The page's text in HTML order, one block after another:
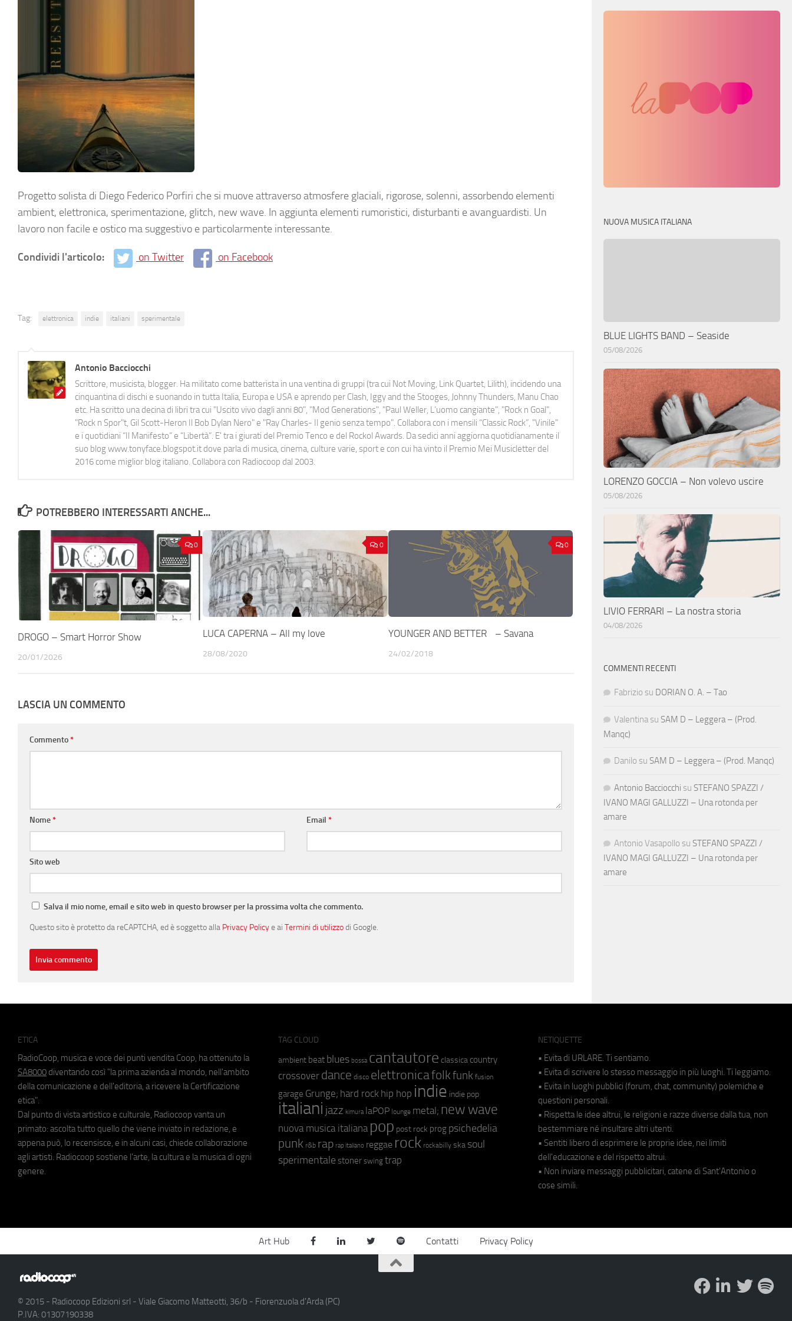
Progetto solista di Diego Federico Porfiri che si muove attraverso atmosfere glaciali, rigorose, solenni, assorbendo elementi
ambient, elettronica, sperimentazione, glitch, new wave. In aggiunta elementi rumoristici, disturbanti e avanguardisti. Un
lavoro non facile e ostico ma suggestivo e particolarmente interessante.
Condividi l'articolo: on Twitter on Facebook
Tag: elettronica indie italiani sperimentale
Antonio Bacciocchi
Scrittore, musicista, blogger. Ha militato come batterista in una ventina di gruppi (tra cui Not Moving, Link Quartet, Lilith), incidendo una
cinquantina di dischi e suonando in tutta Italia, Europa e USA e aprendo per Clash, Iggy and the Stooges, Johnny Thunders, Manu Chao
etc. Ha scritto una decina di libri tra cui "Uscito vivo dagli anni 80", "Mod Generations", "Paul Weller, L’uomo cangiante", "Rock n Goal",
"Rock n Spor"t, Gil Scott-Heron Il Bob Dylan Nero" e "Ray Charles- Il genio senza tempo". Collabora con i mensili “Classic Rock”, "Vinile"
e i quotidiani “Il Manifesto” e “Libertà”. E' tra i giurati del Premio Tenco e del Rockol Awards. Da sedici anni aggiorna quotidianamente il
suo blog www.tonyface.blogspot.it dove parla di musica, cinema, culture varie, sport e con cui ha vinto il Premio Mei Musicletter del
2016 come miglior blog italiano. Collabora con Radiocoop dal 2003.
POTREBBERO INTERESSARTI ANCHE...
0
DROGO – Smart Horror Show
20/01/2026
0
LUCA CAPERNA – All my love
28/08/2020
0
YOUNGER AND BETTER – Savana
24/02/2018
LASCIA UN COMMENTO
Commento*
Nome* Email*
Sito web
Salva il mio nome, email e sito web in questo browser per la prossima volta che commento.
Questo sito è protetto da reCAPTCHA, ed è soggetto alla Privacy Policye ai Termini di utilizzodi Google.
NUOVA MUSICA ITALIANA
BLUE LIGHTS BAND – Seaside
05/08/2026
LORENZO GOCCIA – Non volevo uscire
05/08/2026
LIVIO FERRARI – La nostra storia
04/08/2026
COMMENTI RECENTI
Fabrizio su DORIAN O. A. – Tao
Valentina su SAM D – Leggera – (Prod.
Manqc)
Danilo su SAM D – Leggera – (Prod. Manqc)
Antonio Bacciocchi su STEFANO SPAZZI /
IVANO MAGI GALLUZZI – Una rotonda per
amare
Antonio Vasapollo su STEFANO SPAZZI /
IVANO MAGI GALLUZZI – Una rotonda per
amare
ETICA
RadioCoop, musica e voce dei punti vendita Coop, ha ottenuto la
SA8000 diventando così "la prima azienda al mondo, nell'ambito
della comunicazione e dell'editoria, a ricevere la Certificazione
etica".
Dal punto di vista artistico e culturale, Radiocoop vanta un
primato: ascolta tutto quello che viene inviato in redazione, e
appena può, lo recensisce, e in alcuni casi, chiede collaborazione
agli artisti. Radiocoop sostiene l'arte, la cultura e la musica di ogni
genere.
TAG CLOUD
ambient beat blues bossa cantautore classica country
crossover dance disco elettronicafolkfunk fusion
garage Grunge; hard rock hip hop indie indie pop
italiani jazz kimura laPOP lounge metal; new wave
nuova musica italiana pop post rock prog psichedelia
punk r&b rap rap italiano reggae rock rockabilly ska soul
sperimentale stoner swing trap
NETIQUETTE
• Evita di URLARE. Ti sentiamo.
• Evita di scrivere lo stesso messaggio in più luoghi. Ti leggiamo.
• Evita in luoghi pubblici (forum, chat, community) polemiche e
questioni personali.
• Rispetta le idee altrui, le religioni e razze diverse dalla tua, non
bestemmiare né insultare altri utenti.
• Sentiti libero di esprimere le proprie idee, nei limiti
dell'educazione e del rispetto altrui.
• Non inviare messaggi pubblicitari, catene di Sant'Antonio o
cose simili.
Art Hub Contatti Privacy Policy
© 2015 - Radiocoop Edizioni srl - Viale Giacomo Matteotti, 36/b - Fiorenzuola d'Arda (PC)
P.IVA: 01307190338